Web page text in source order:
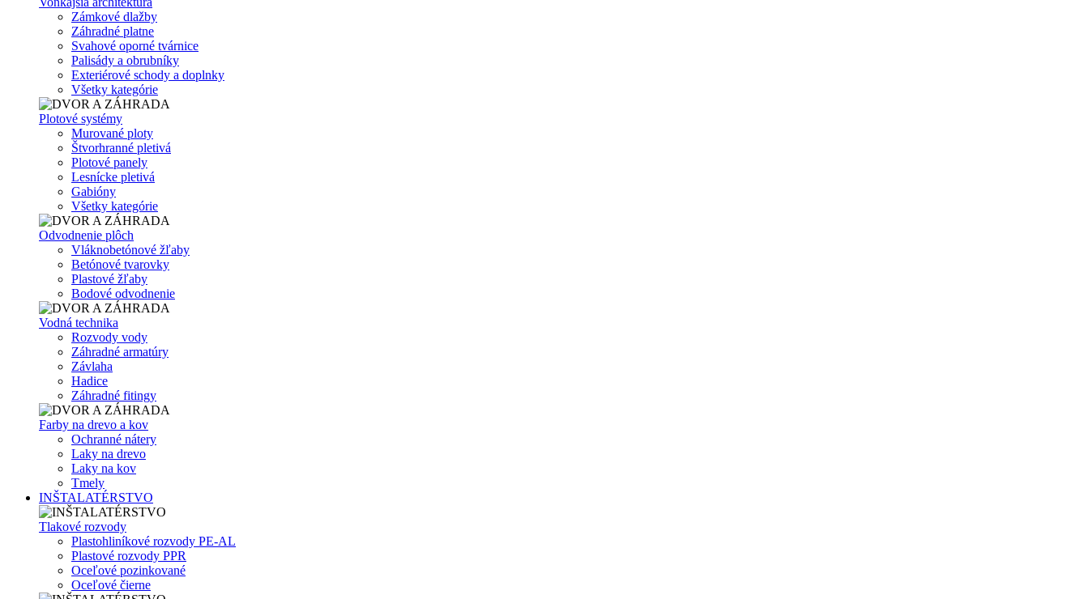
Zámkové dlažby
Záhradné platne
Svahové oporné tvárnice
Palisády a obrubníky
Exteriérové schody a doplnky
Všetky kategórie
Plotové systémy
Murované ploty
Štvorhranné pletivá
Plotové panely
Lesnícke pletivá
Gabióny
Všetky kategórie
Odvodnenie plôch
Vláknobetónové žľaby
Betónové tvarovky
Plastové žľaby
Bodové odvodnenie
Vodná technika
Rozvody vody
Záhradné armatúry
Závlaha
Hadice
Záhradné fitingy
Farby na drevo a kov
Ochranné nátery
Laky na drevo
Laky na kov
Tmely
INŠTALATÉRSTVO
Tlakové rozvody
Plastohliníkové rozvody PE-AL
Plastové rozvody PPR
Oceľové pozinkované
Oceľové čierne